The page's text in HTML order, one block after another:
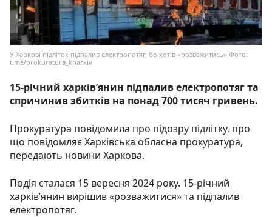
У Харкові підліток підпалив електропотяг, бо хотів «розважитись» Фото:
t.me/prokuratura_kharkiv
15-річний харківʼянин підпалив електропотяг та
спричинив збитків на понад 700 тисяч гривень.
Прокуратура повідомила про підозру підлітку, про
що повідомляє Харківська обласна прокуратура,
передають новини Харкова.
Подія сталася 15 вересня 2024 року. 15-річний
харківʼянин вирішив «розважитися» та підпалив
електропотяг.